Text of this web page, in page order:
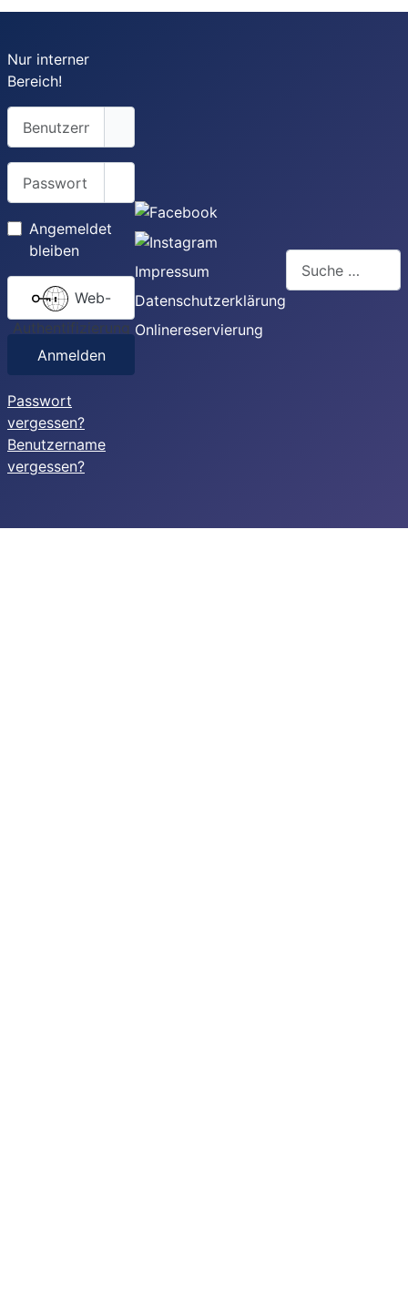
Nur interner
Bereich!
Benutzername
Angemeldet
bleiben
Authentifizierung
Anmelden
Passwort
vergessen?
Benutzername
vergessen?
Impressum
Datenschutzerklärung
Onlinereservierung